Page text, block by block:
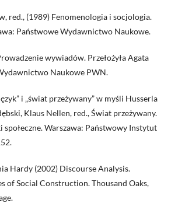
red., (1989) Fenomenologia i socjologia.
Państwowe Wydawnictwo Naukowe.
wywiadów. Przełożyła Agata
Naukowe PWN.
i „świat przeżywany” w myśli Husserla
Klaus Nellen, red., Świat przeżywany.
społeczne. Warszawa: Państwowy Instytut
Hardy (2002) Discourse Analysis.
of Social Construction. Thousand Oaks,